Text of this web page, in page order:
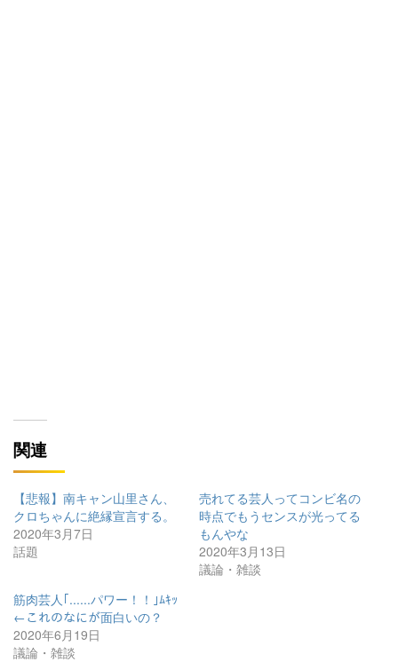
関連
【悲報】南キャン山里さん、
クロちゃんに絶縁宣言する。
2020年3月7日
話題
売れてる芸人ってコンビ名の
時点でもうセンスが光ってる
もんやな
2020年3月13日
議論・雑談
筋肉芸人｢......パワー！！｣ﾑｷｯ
←これのなにが面白いの？
2020年6月19日
議論・雑談